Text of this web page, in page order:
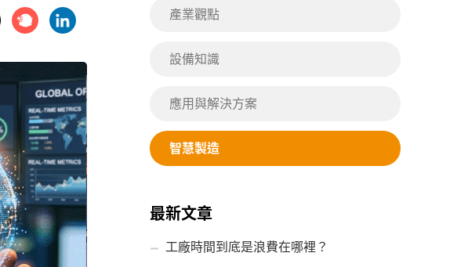
產業觀點
設備知識
應用與解決方案
智慧製造
最新文章
工廠時間到底是浪費在哪裡？